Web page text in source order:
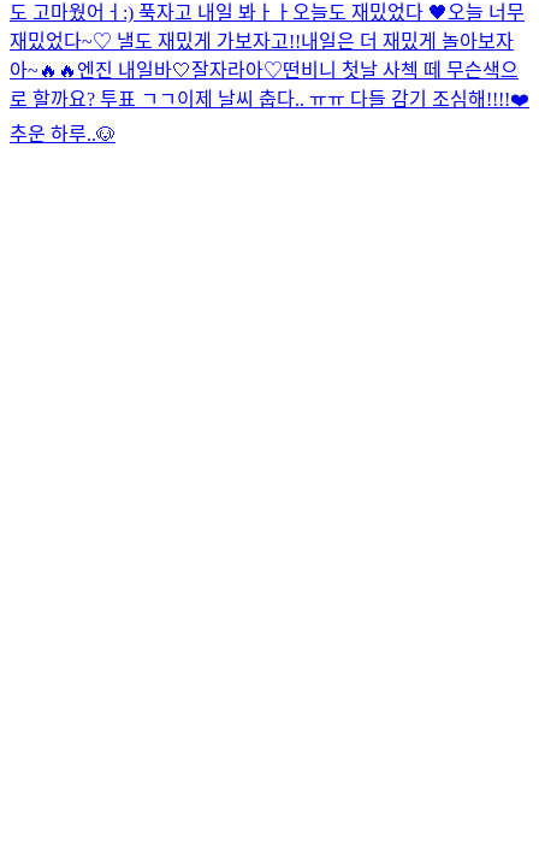
도 고마웠어ㅓ:) 푹자고 내일 봐ㅏㅏ 오늘도 재밌었다 🖤 오늘 너무
재밌었다~♡ 낼도 재밌게 가보자고!!내일은 더 재밌게 놀아보자
아~🔥🔥 엔진 내일바🤍잘자라아♡떤비니 첫날 사첵 떼 무슨색으
로 할까요? 투표 ㄱㄱ 이제 날씨 춥다.. ㅠㅠ 다들 감기 조심해!!!!❤️
추운 하루..🐶